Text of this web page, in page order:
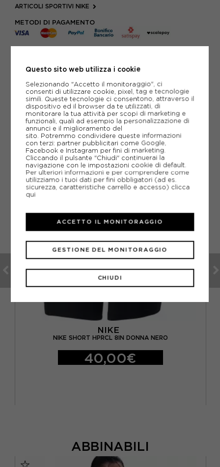
ARTICOLI SPORTIVI NIKE
METODI DI PAGAMENTO
SCHEDA TECNICA
GUIDA ALLE TAGLIE
CONSIGLIATI DA NOI
NIKE
NIKE SHORT HPRCL 8IN DONNA NERO
40,00€
ABBINABILI
Questo sito web utilizza i cookie
Selezionando "Accetto il monitoraggio", ci
consenti di utilizzare cookie, pixel, tag e tecnologie
simili. Queste tecnologie ci consentono, attraverso il
dispositivo ed il browser da te utilizzati, di
monitorare la tua attività per scopi di marketing e
funzionali, quali ad esempio la personalizzazione di
annunci e il miglioramento del
sito. Potremmo condividere queste informazioni
con terzi: partner pubblicitari come Google,
Facebook e Instagram per fini di marketing.
Cliccando il pulsante "Chiudi" continuerai la
navigazione con le impostazioni cookie di default.
Per ulteriori informazioni e per comprendere come
utilizziamo i tuoi dati per fini obbligatori (ad es.
sicurezza, caratteristiche carrello e accesso) clicca
qui
CHIUDI
GESTIONE DEL MONITORAGGIO
ACCETTO IL MONITORAGGIO